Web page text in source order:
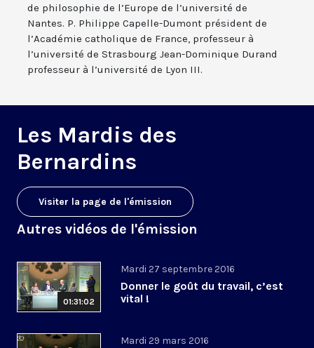
de philosophie de l’Europe de l’université de
Nantes. P. Philippe Capelle-Dumont président de
l’Académie catholique de France, professeur à
l’université de Strasbourg Jean-Dominique Durand
professeur à l’université de Lyon III.
Les Mardis des
Bernardins
Visiter la page de l'émission
Autres vidéos de l'émission
01:31:02
Mardi 27 septembre 2016
Donner le goût du travail, c’est
vital !
Mardi 29 mars 2016